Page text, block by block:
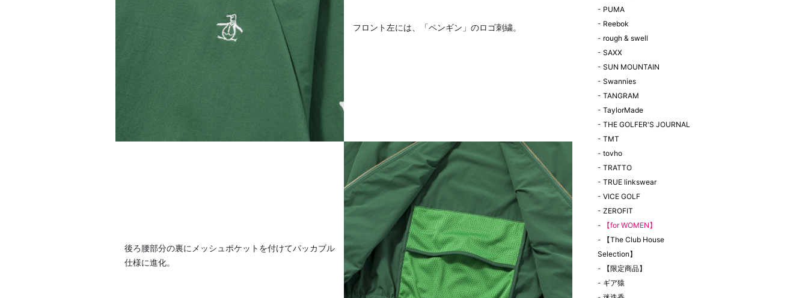
フロント左には、「ペンギン」のロゴ刺繍。
後ろ腰部分の裏にメッシュポケットを付けてパッカブル
仕様に進化。
- PUMA
- Reebok
- rough & swell
- SAXX
- SUN MOUNTAIN
- Swannies
- TANGRAM
- TaylorMade
- THE GOLFER'S JOURNAL
- TMT
- tovho
- TRATTO
- TRUE linkswear
- VICE GOLF
- ZEROFIT
-
【for WOMEN】
-
【The Club House
Selection】
-
【限定商品】
- ギア猿